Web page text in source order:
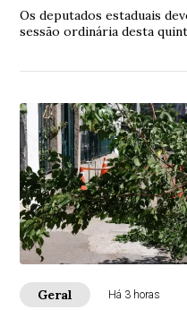
Os deputados estaduais
sessão ordinária desta
Geral Há 3 horas